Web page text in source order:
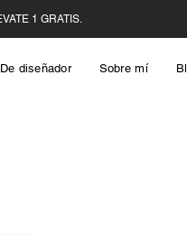
De diseñador Sobre mí